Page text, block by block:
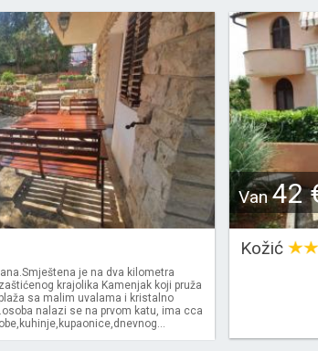
je na dva kilometra
krajolika Kamenjak koji pruža
sa malim uvalama i kristalno
nalazi se na prvom katu, ima cca
Van42
Kožić